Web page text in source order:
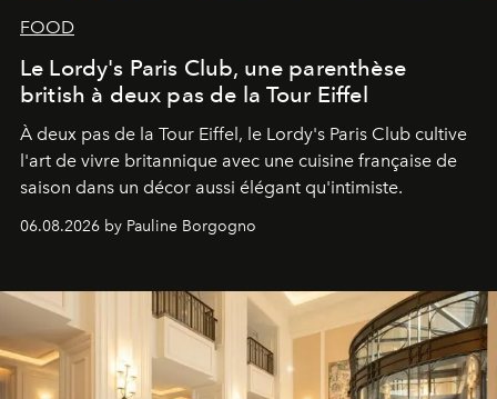
FOOD
Le Lordy's Paris Club, une parenthèse
british à deux pas de la Tour Eiffel
À deux pas de la Tour Eiffel, le Lordy's Paris Club cultive
l'art de vivre britannique avec une cuisine française de
saison dans un décor aussi élégant qu'intimiste.
06.08.2026 by Pauline Borgogno